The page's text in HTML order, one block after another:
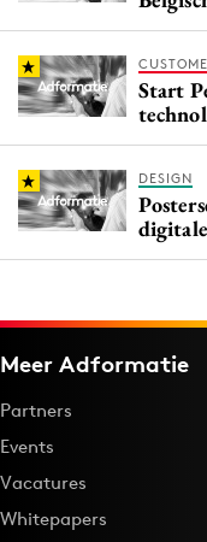
Start
DESIGN
Meer Adformatie
Partners
Events
Vacatures
Whitepapers